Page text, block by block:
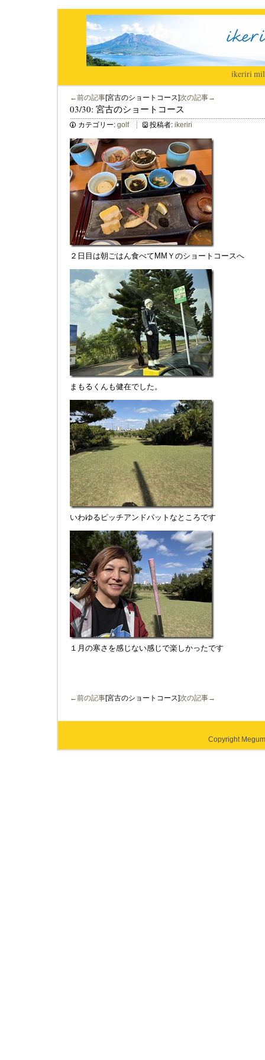
ikeriri|
←前の記事[宮古のショートコース]次の記事→
03/30: 宮古のショートコース
カテゴリー: golf 投稿者: ikeriri
２日目は朝ごはん食べてMMＹのショートコースへ
まもるくんも健在でした。
いわゆるピッチアンドパットなところです
１月の寒さを感じない感じで楽しかったです
←前の記事[宮古のショートコース]次の記事→
Copyright